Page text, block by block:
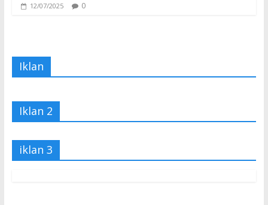
12/07/2025 0
Iklan
Iklan 2
iklan 3